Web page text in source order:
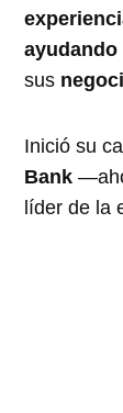
sus
Inició su
Bank
líder de la